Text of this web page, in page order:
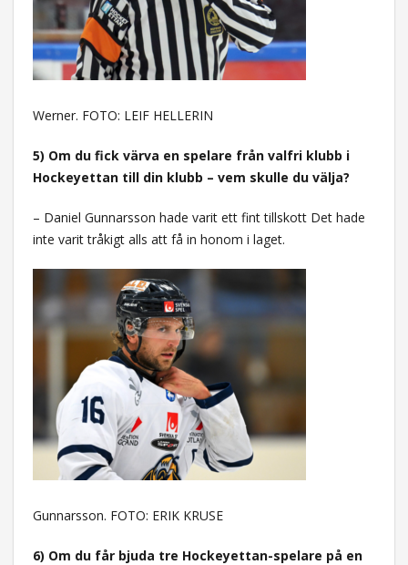
Werner. FOTO: LEIF HELLERIN
5) Om du fick värva en spelare från valfri klubb i
Hockeyettan till din klubb – vem skulle du välja?
– Daniel Gunnarsson hade varit ett fint tillskott Det hade
inte varit tråkigt alls att få in honom i laget.
Gunnarsson. FOTO: ERIK KRUSE
6) Om du får bjuda tre Hockeyettan-spelare på en